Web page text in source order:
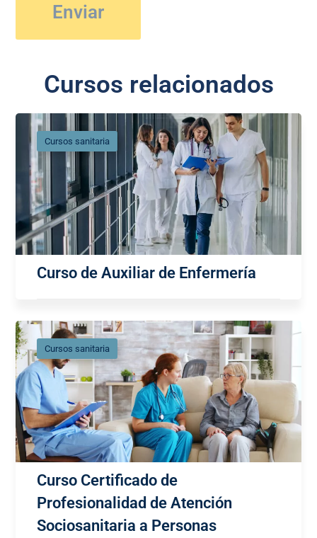
Cursos relacionados
Cursos sanitaria
Curso de Auxiliar de Enfermería
Cursos sanitaria
Curso Certificado de
Profesionalidad de Atención
Sociosanitaria a Personas